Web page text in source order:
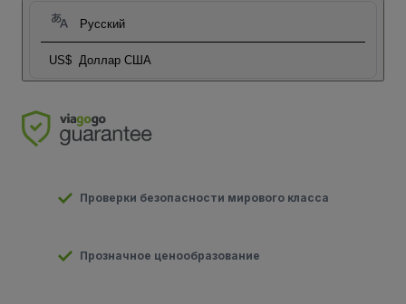
Русский
US$ Доллар США
Проверки безопасности мирового класса
Прозначное ценообразование